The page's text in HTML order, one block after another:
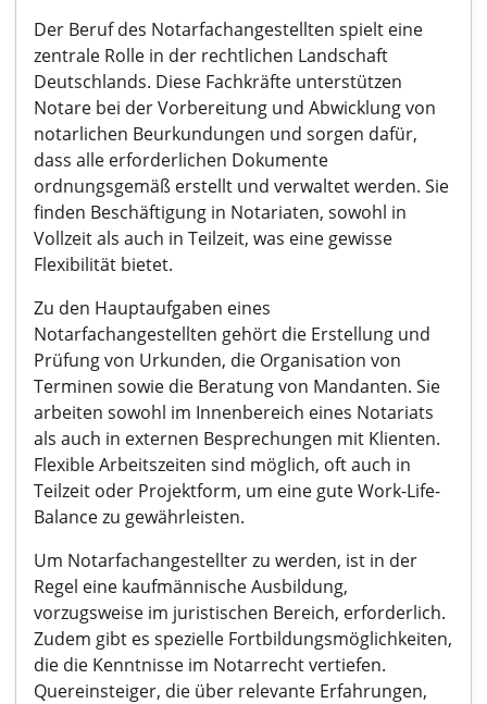
Der Beruf des Notarfachangestellten spielt eine
zentrale Rolle in der rechtlichen Landschaft
Deutschlands. Diese Fachkräfte unterstützen
Notare bei der Vorbereitung und Abwicklung von
notarlichen Beurkundungen und sorgen dafür,
dass alle erforderlichen Dokumente
ordnungsgemäß erstellt und verwaltet werden. Sie
finden Beschäftigung in Notariaten, sowohl in
Vollzeit als auch in Teilzeit, was eine gewisse
Flexibilität bietet.
Zu den Hauptaufgaben eines
Notarfachangestellten gehört die Erstellung und
Prüfung von Urkunden, die Organisation von
Terminen sowie die Beratung von Mandanten. Sie
arbeiten sowohl im Innenbereich eines Notariats
als auch in externen Besprechungen mit Klienten.
Flexible Arbeitszeiten sind möglich, oft auch in
Teilzeit oder Projektform, um eine gute Work-Life-
Balance zu gewährleisten.
Um Notarfachangestellter zu werden, ist in der
Regel eine kaufmännische Ausbildung,
vorzugsweise im juristischen Bereich, erforderlich.
Zudem gibt es spezielle Fortbildungsmöglichkeiten,
die die Kenntnisse im Notarrecht vertiefen.
Quereinsteiger, die über relevante Erfahrungen,